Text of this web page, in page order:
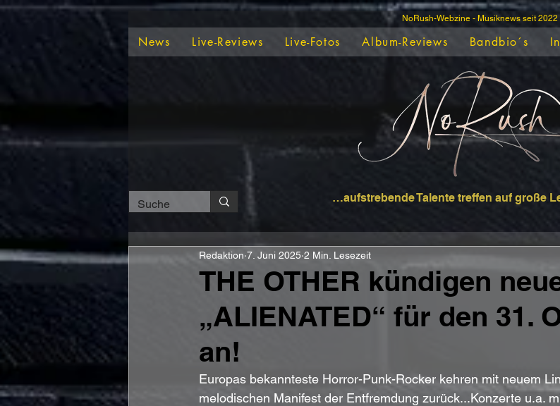
NoRush-Webzine - Musiknews seit 2022
News Live-Reviews Live-Fotos Album-Reviews Bandbio´s
…aufstrebende Talente treffen auf große
THE OTHER kündigen
„ALIENATED“ für den 31.
an!
Redaktion 7. Juni 2025 2 Min. Lesezeit
Europas bekannteste Horror-Punk-Rocker kehren mit neuem
melodischen Manifest der Entfremdung zurück...Konzerte u.a.